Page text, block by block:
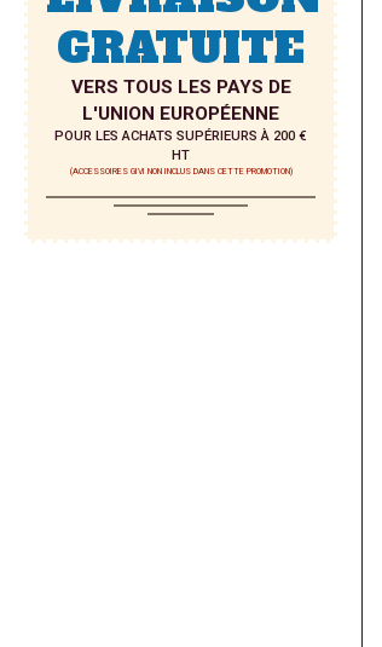
GRATUITE
VERS TOUS LES PAYS DE
L'UNION EUROPÉENNE
POUR LES ACHATS SUPÉRIEURS À 200 €
HT
(ACCESSOIRES GIVI NON INCLUS DANS CETTE PROMOTION)